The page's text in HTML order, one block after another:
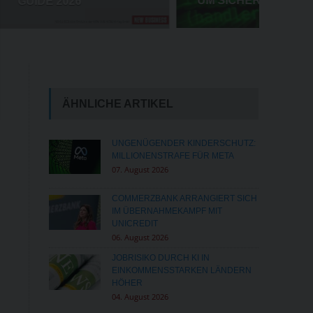
ÄHNLICHE ARTIKEL
UNGENÜGENDER KINDERSCHUTZ:
MILLIONENSTRAFE FÜR META
07. August 2026
COMMERZBANK ARRANGIERT SICH
IM ÜBERNAHMEKAMPF MIT
UNICREDIT
06. August 2026
JOBRISIKO DURCH KI IN
EINKOMMENSSTARKEN LÄNDERN
HÖHER
04. August 2026